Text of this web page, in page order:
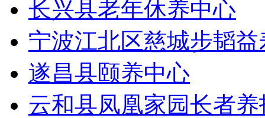
长兴县老年休养中心
宁波江北区慈城步韬益
遂昌县颐养中心
云和县凤凰家园长者